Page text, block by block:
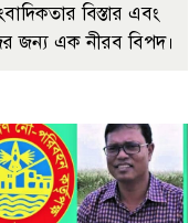
বিস্তার এবং
জন্য এক নীরব বিপদ।